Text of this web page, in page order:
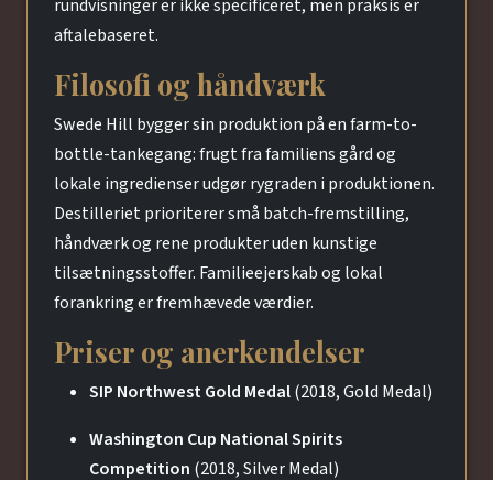
rundvisninger er ikke specificeret, men praksis er
aftalebaseret.
Filosofi og håndværk
Swede Hill bygger sin produktion på en farm-to-
bottle-tankegang: frugt fra familiens gård og
lokale ingredienser udgør rygraden i produktionen.
Destilleriet prioriterer små batch-fremstilling,
håndværk og rene produkter uden kunstige
tilsætningsstoffer. Familieejerskab og lokal
forankring er fremhævede værdier.
Priser og anerkendelser
SIP Northwest Gold Medal(2018, Gold Medal)
Washington Cup National Spirits
Competition (2018, Silver Medal)